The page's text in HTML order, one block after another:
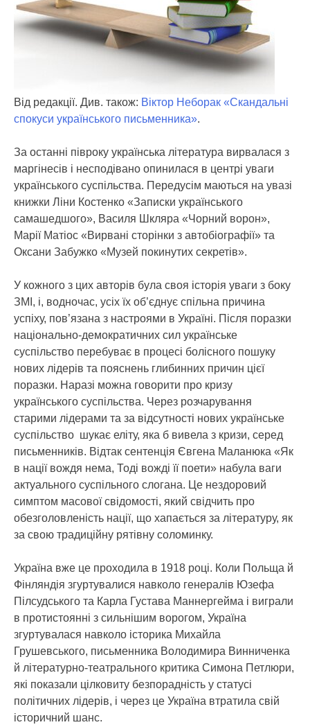
Від редакції. Див. також: Віктор Неборак «Скандальні
спокуси українського письменника».
За останні півроку українська література вирвалася з
маргінесів і несподівано опинилася в центрі уваги
українського суспільства. Передусім маються на увазі
книжки Ліни Костенко «Записки українського
самашедшого», Василя Шкляра «Чорний ворон»,
Марії Матіос «Вирвані сторінки з автобіографії» та
Оксани Забужко «Музей покинутих секретів».
У кожного з цих авторів була своя історія уваги з боку
ЗМІ, і, водночас, усіх їх об’єднує спільна причина
успіху, пов’язана з настроями в Україні. Після поразки
національно-демократичних сил українське
суспільство перебуває в процесі болісного пошуку
нових лідерів та пояснень глибинних причин цієї
поразки. Наразі можна говорити про кризу
українського суспільства. Через розчарування
старими лідерами та за відсутності нових українське
суспільство шукає еліту, яка б вивела з кризи, серед
письменників. Відтак сентенція Євгена Маланюка «Як
в нації вождя нема, Тоді вожді її поети» набула ваги
актуального суспільного слогана. Це нездоровий
симптом масової свідомості, який свідчить про
обезголовленість нації, що хапається за літературу, як
за свою традиційну рятівну соломинку.
Україна вже це проходила в 1918 році. Коли Польща й
Фінляндія згуртувалися навколо генералів Юзефа
Пілсудського та Карла Густава Маннергейма і виграли
в протистоянні з сильнішим ворогом, Україна
згуртувалася навколо історика Михайла
Грушевського, письменника Володимира Винниченка
й літературно-театрального критика Симона Петлюри,
які показали цілковиту безпорадність у статусі
політичних лідерів, і через це Україна втратила свій
історичний шанс.